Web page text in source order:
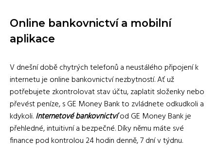
Online bankovnictví a mobilní
aplikace
V dnešní době chytrých telefonů a neustálého připojení k
internetu je online bankovnictví nezbytností. Ať už
potřebujete zkontrolovat stav účtu, zaplatit složenky nebo
převést peníze, s GE Money Bank to zvládnete odkudkoli a
kdykoli.Internetové bankovnictvíod GE Money Bank je
přehledné, intuitivní a bezpečné. Díky němu máte své
finance pod kontrolou 24 hodin denně, 7 dní v týdnu.